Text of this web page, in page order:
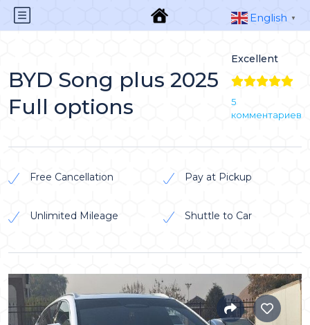
BYD Song plus 2025
Full options
Excellent
5
комментариев
Free Cancellation Pay at Pickup
Unlimited Mileage Shuttle to Car
English ▼